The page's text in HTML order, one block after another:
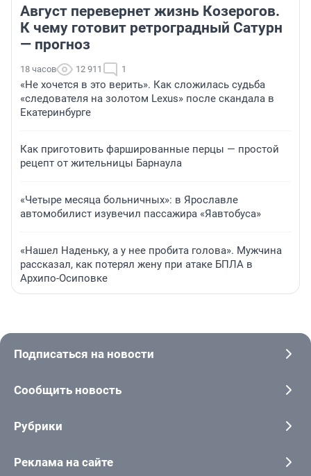
Август перевернет жизнь Козерогов.
К чему готовит ретроградный Сатурн
— прогноз
18 часов 12 911 1
«Не хочется в это верить». Как сложилась судьба
«следователя на золотом Lexus» после скандала в
Екатеринбурге
Как приготовить фаршированные перцы — простой
рецепт от жительницы Барнаула
«Четыре месяца больничных»: в Ярославле
автомобилист изувечил пассажира «Яавтобуса»
«Нашел Наденьку, а у нее пробита голова». Мужчина
рассказал, как потерял жену при атаке БПЛА в
Архипо-Осиповке
Подписаться на новости
Сообщить новость
Рубрики
Реклама на сайте